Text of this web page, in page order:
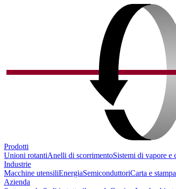
Prodotti
Unioni rotantiAnelli di scorrimentoSistemi di vapore e
Industrie
Macchine utensiliEnergiaSemiconduttoriCarta e stampa
Azienda